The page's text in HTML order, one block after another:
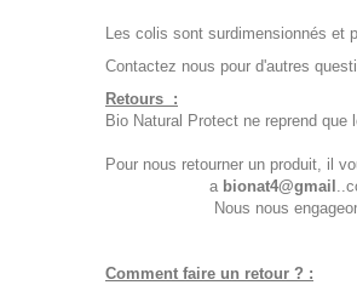
Les colis sont surdimensionnés et
Contactez nous pour d'autres
Retours :
Bio Natural Protect ne reprend
Pour nous retourner un produit, il
a bionat4@gmail
Nous nous
Comment faire un retour ? :